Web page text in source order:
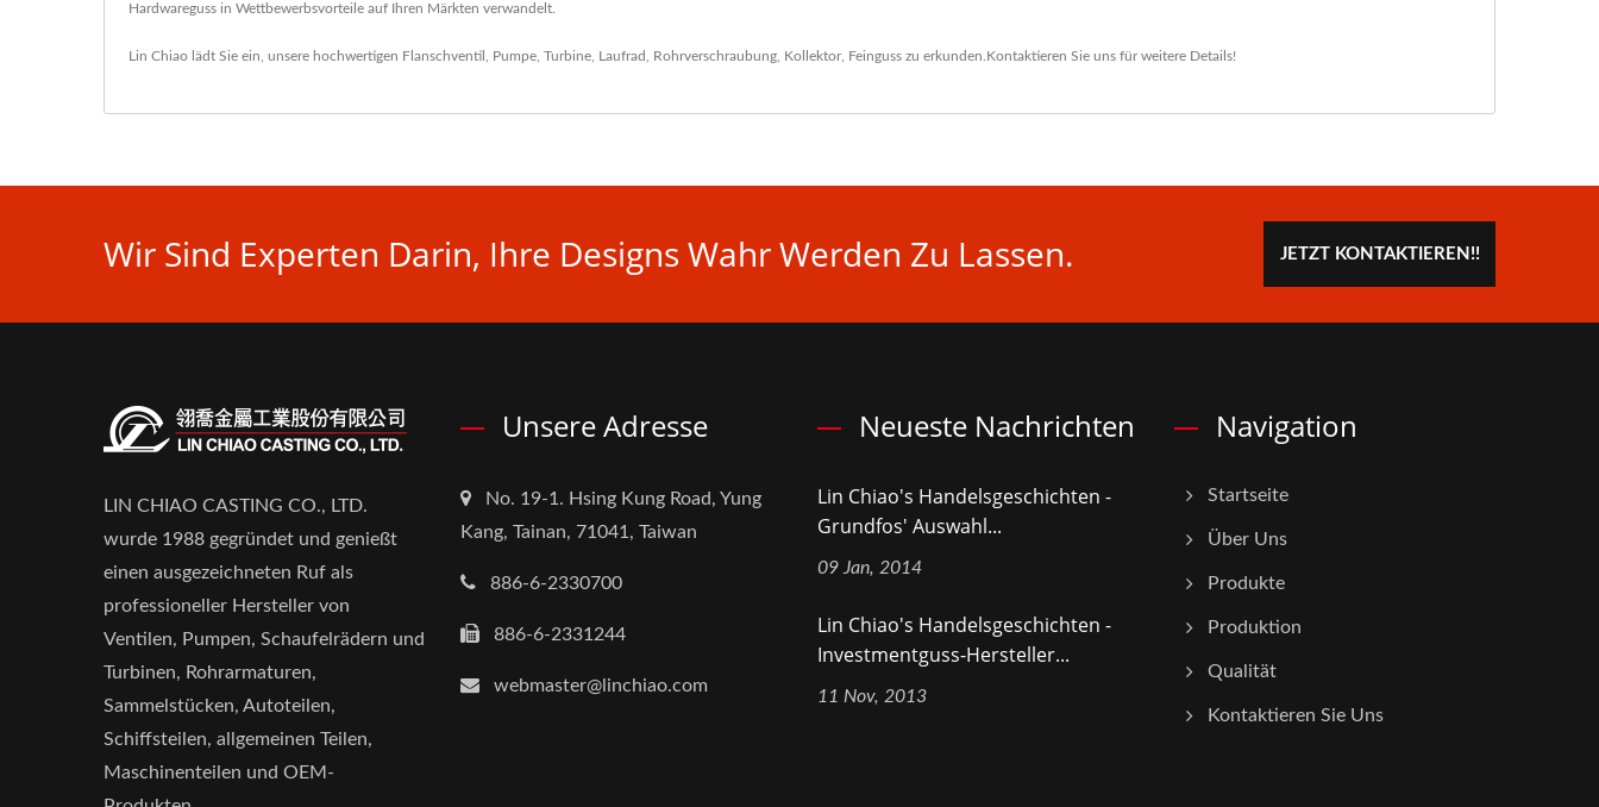
Hardwareguss in Wettbewerbsvorteile auf Ihren Märkten verwandelt.
Lin Chiao lädt Sie ein, unsere hochwertigen Flanschventil Pumpe Turbine Laufrad Rohrverschraubung Kollektor, Feinguss zu erkunden. Kontaktieren Sie uns für weitere Details!
Wir Sind Experten Darin, Ihre Designs Wahr Werden Zu Lassen. JETZT KONTAKTIEREN!!
LIN CHIAO CASTING CO., LTD.
wurde 1988 gegründet und genießt
einen ausgezeichneten Ruf als
professioneller Hersteller von
Ventilen, Pumpen, Schaufelrädern und
Turbinen, Rohrarmaturen,
Sammelstücken, Autoteilen,
Schiffsteilen, allgemeinen Teilen,
Maschinenteilen und OEM-
Unsere Adresse
No. 19-1. Hsing Kung Road, Yung
Kang, Tainan, 71041, Taiwan
886-6-2330700
886-6-2331244
webmaster@linchiao.com
Neueste Nachrichten
Lin Chiao's Handelsgeschichten -
Grundfos' Auswahl...
09 Jan, 2014
Lin Chiao's Handelsgeschichten -
Investmentguss-Hersteller...
11 Nov, 2013
Navigation
Startseite
Über Uns
Produkte
Produktion
Qualität
Kontaktieren Sie Uns